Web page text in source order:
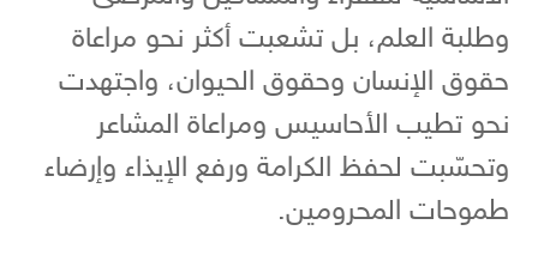
وطلبة العلم، بل تشعبت أكثر نحو مراعاة
حقوق الإنسان وحقوق الحيوان، واجتهدت
نحو تطيب الأحاسيس ومراعاة المشاعر
وتحسّبت لحفظ الكرامة ورفع الإيذاء وإرضاء
طموحات المحرومين.